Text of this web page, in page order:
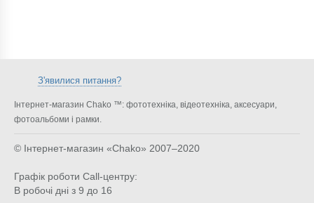
З'явилися питання?
Інтернет-магазин Chako ™: фототехніка, відеотехніка, аксесуари,
фотоальбоми і рамки.
© Інтернет-магазин «Chako» 2007–2020
Графік роботи Call-центру:
В робочі дні з 9 до 16